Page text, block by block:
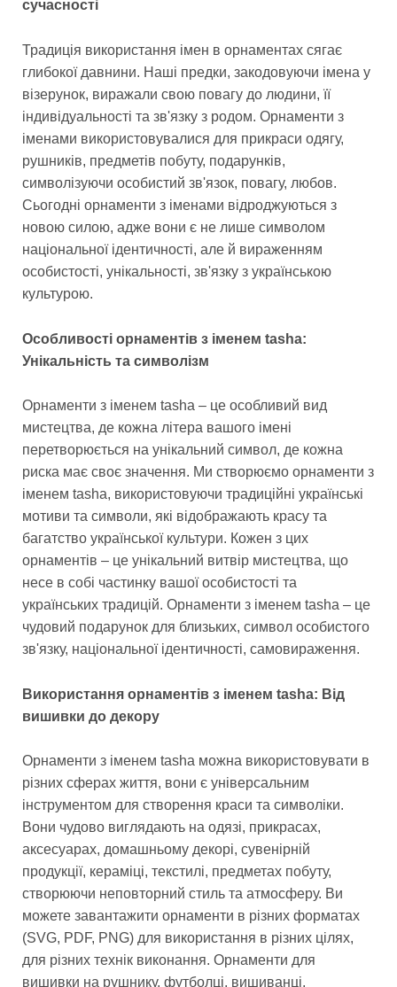
сучасності
Традиція використання імен в орнаментах сягає
глибокої давнини. Наші предки, закодовуючи імена у
візерунок, виражали свою повагу до людини, її
індивідуальності та зв'язку з родом. Орнаменти з
іменами використовувалися для прикраси одягу,
рушників, предметів побуту, подарунків,
символізуючи особистий зв'язок, повагу, любов.
Сьогодні орнаменти з іменами відроджуються з
новою силою, адже вони є не лише символом
національної ідентичності, але й вираженням
особистості, унікальності, зв'язку з українською
культурою.
Особливості орнаментів з іменем tasha:
Унікальність та символізм
Орнаменти з іменем tasha – це особливий вид
мистецтва, де кожна літера вашого імені
перетворюється на унікальний символ, де кожна
риска має своє значення. Ми створюємо орнаменти з
іменем tasha, використовуючи традиційні українські
мотиви та символи, які відображають красу та
багатство української культури. Кожен з цих
орнаментів – це унікальний витвір мистецтва, що
несе в собі частинку вашої особистості та
українських традицій. Орнаменти з іменем tasha – це
чудовий подарунок для близьких, символ особистого
зв'язку, національної ідентичності, самовираження.
Використання орнаментів з іменем tasha: Від
вишивки до декору
Орнаменти з іменем tasha можна використовувати в
різних сферах життя, вони є універсальним
інструментом для створення краси та символіки.
Вони чудово виглядають на одязі, прикрасах,
аксесуарах, домашньому декорі, сувенірній
продукції, кераміці, текстилі, предметах побуту,
створюючи неповторний стиль та атмосферу. Ви
можете завантажити орнаменти в різних форматах
(SVG, PDF, PNG) для використання в різних цілях,
для різних технік виконання. Орнаменти для
вишивки на рушнику, футболці, вишиванці,